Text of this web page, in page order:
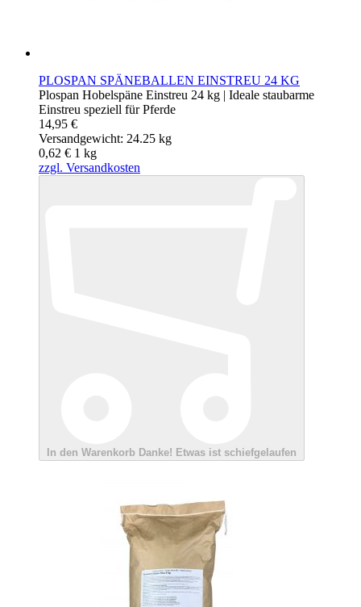
PLOSPAN SPÄNEBALLEN EINSTREU 24 KG
Plospan Hobelspäne Einstreu 24 kg | Ideale staubarme
Einstreu speziell für Pferde
14,95 €
Versandgewicht: 24.25 kg
0,62 € 1 kg
zzgl. Versandkosten
In den Warenkorb Danke! Etwas ist schiefgelaufen